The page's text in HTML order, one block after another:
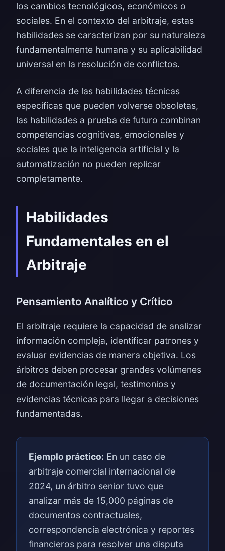
los cambios tecnológicos, económicos o
sociales. En el contexto del arbitraje, estas
habilidades se caracterizan por su naturaleza
fundamentalmente humana y su aplicabilidad
universal en la resolución de conflictos.
A diferencia de las habilidades técnicas
específicas que pueden volverse obsoletas,
las habilidades a prueba de futuro combinan
competencias cognitivas, emocionales y
sociales que la inteligencia artificial y la
automatización no pueden replicar
completamente.
Habilidades
Fundamentales en el
Arbitraje
Pensamiento Analítico y Crítico
El arbitraje requiere la capacidad de analizar
información compleja, identificar patrones y
evaluar evidencias de manera objetiva. Los
árbitros deben procesar grandes volúmenes
de documentación legal, testimonios y
evidencias técnicas para llegar a decisiones
fundamentadas.
Ejemplo práctico: En un caso de
arbitraje comercial internacional de
2024, un árbitro senior tuvo que
analizar más de 15,000 páginas de
documentos contractuales,
correspondencia electrónica y reportes
financieros para resolver una disputa